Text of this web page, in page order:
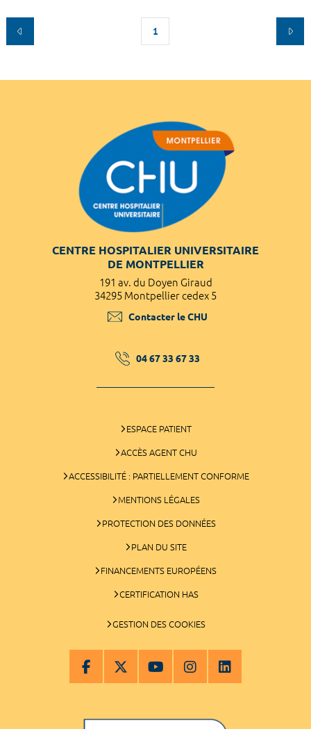
1
CENTRE HOSPITALIER UNIVERSITAIRE
DE MONTPELLIER
191 av. du Doyen Giraud
34295 Montpellier cedex 5
Contacter le CHU
04 67 33 67 33
ESPACE PATIENT
ACCÈS AGENT CHU
ACCESSIBILITÉ : PARTIELLEMENT CONFORME
MENTIONS LÉGALES
PROTECTION DES DONNÉES
PLAN DU SITE
FINANCEMENTS EUROPÉENS
CERTIFICATION HAS
GESTION DES COOKIES